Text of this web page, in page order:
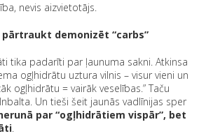
nevis aizvietotājs.
demonizēt “carbs”
tika padarīti par ļaunuma sakni. Atkinsa
ogļhidrātu uztura vilnis – visur vieni un
ogļhidrātu = vairāk veselības.” Taču
Un tieši šeit jaunās vadlīnijas sper
par “ogļhidrātiem vispār”, bet
.